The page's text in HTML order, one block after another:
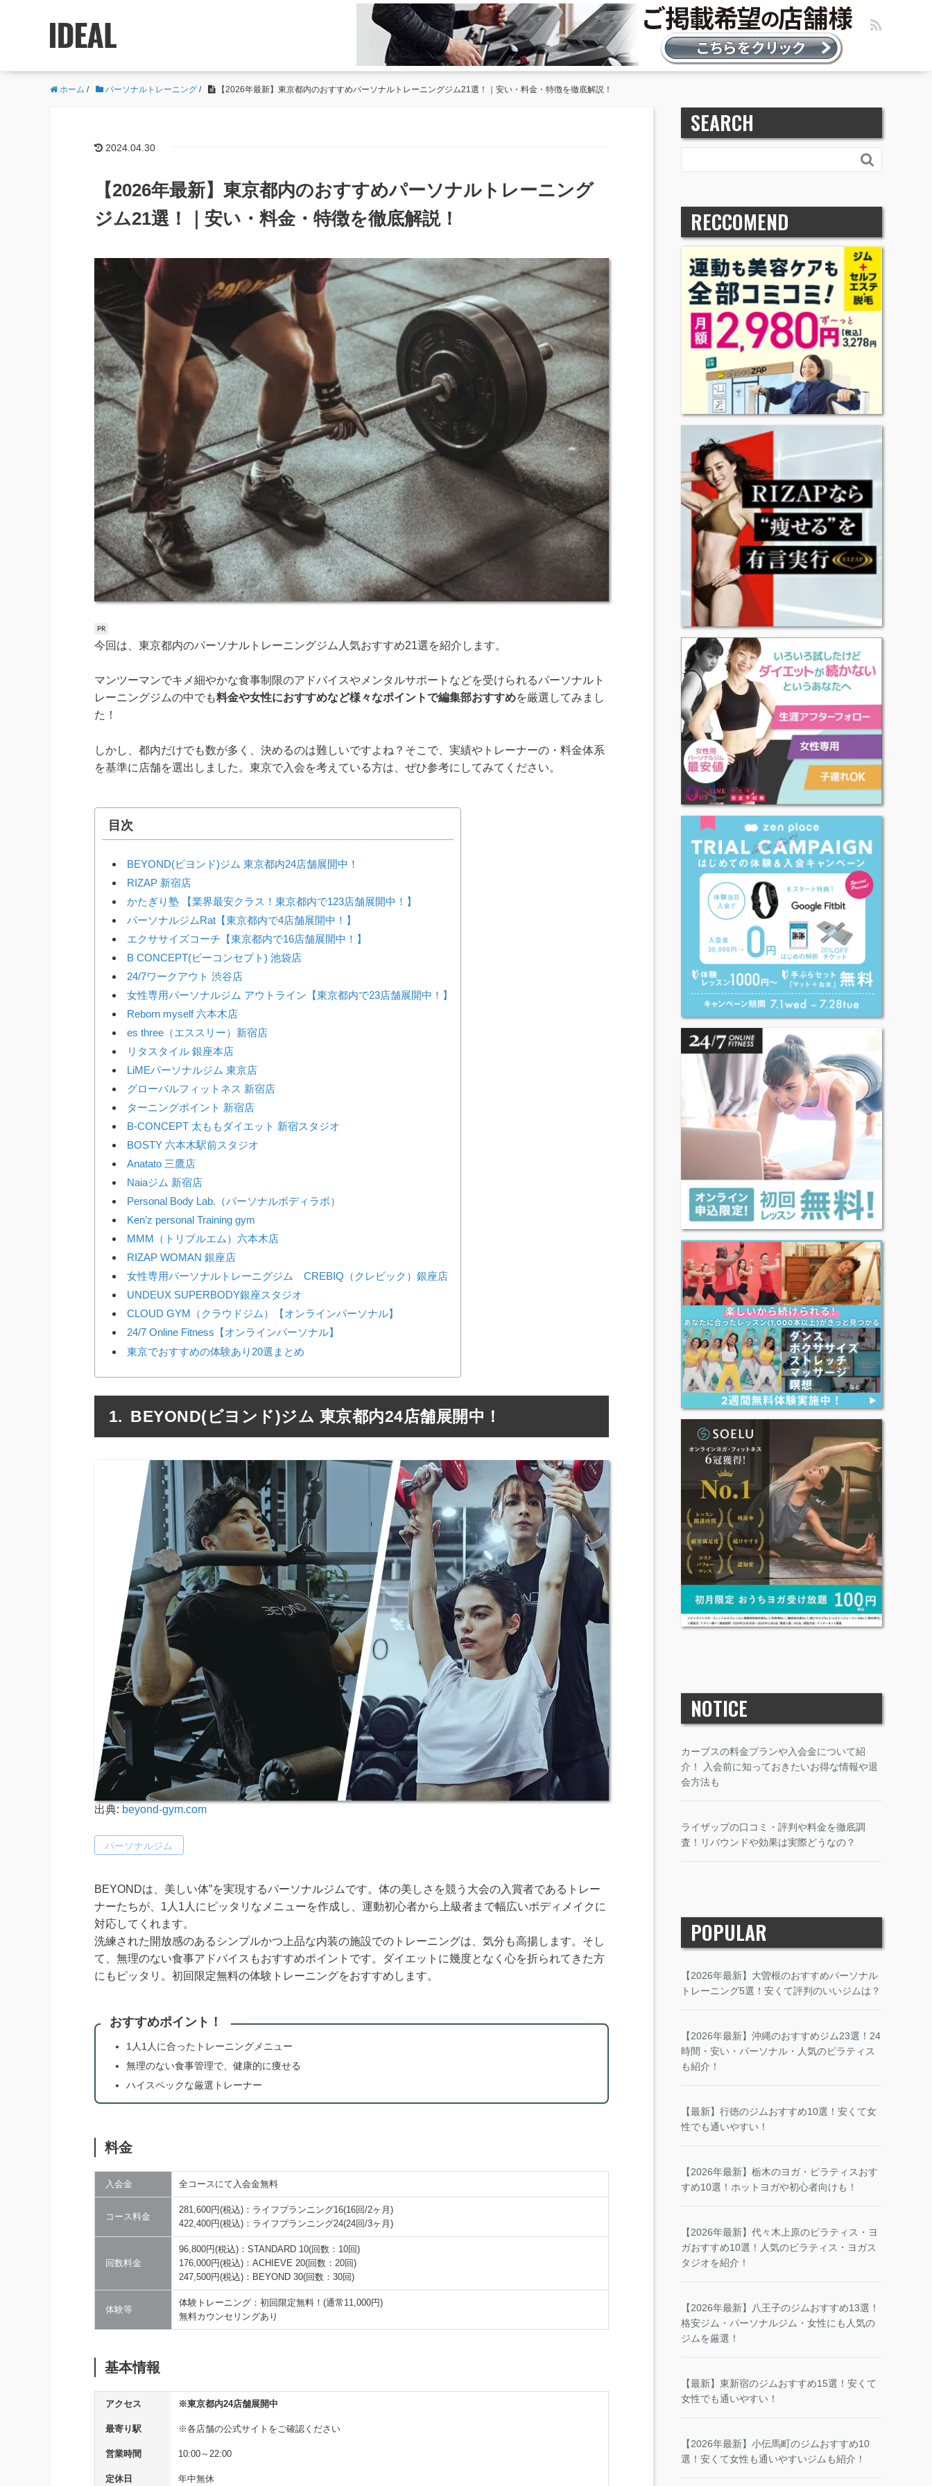
ホーム / パーソナルトレーニング / 【2026年最新】東京都内のおすすめパーソナルトレーニングジム21選！｜安い・料金・特徴を徹底解説！
2024.04.30
【2026年最新】東京都内のおすすめパーソナルトレーニング
ジム21選！｜安い・料金・特徴を徹底解説！
今回は、東京都内のパーソナルトレーニングジム人気おすすめ21選を紹介します。
マンツーマンでキメ細やかな食事制限のアドバイスやメンタルサポートなどを受けられるパーソナルト
レーニングジムの中でも料金や女性におすすめなど様々なポイントで編集部おすすめを厳選してみまし
た！
しかし、都内だけでも数が多く、決めるのは難しいですよね？そこで、実績やトレーナーの・料金体系
を基準に店舗を選出しました。東京で入会を考えている方は、ぜひ参考にしてみてください。
目次
BEYOND(ビヨンド)ジム 東京都内24店舗展開中！
RIZAP 新宿店
かたぎり塾 【業界最安クラス！東京都内で123店舗展開中！】
パーソナルジムRat【東京都内で4店舗展開中！】
エクササイズコーチ【東京都内で16店舗展開中！】
B CONCEPT(ビーコンセプト) 池袋店
24/7ワークアウト 渋谷店
女性専用パーソナルジム アウトライン【東京都内で23店舗展開中！】
Reborn myself 六本木店
es three（エススリー）新宿店
リタスタイル 銀座本店
LiMEパーソナルジム 東京店
グローバルフィットネス 新宿店
ターニングポイント 新宿店
B-CONCEPT 太ももダイエット 新宿スタジオ
BOSTY 六本木駅前スタジオ
Anatato 三鷹店
Naiaジム 新宿店
Personal Body Lab.（パーソナルボディラボ）
Ken’z personal Training gym
MMM（トリプルエム）六本木店
RIZAP WOMAN 銀座店
女性専用パーソナルトレーニグジム CREBIQ（クレビック）銀座店
UNDEUX SUPERBODY銀座スタジオ
CLOUD GYM（クラウドジム）【オンラインパーソナル】
24/7 Online Fitness【オンラインパーソナル】
東京でおすすめの体験あり20選まとめ
BEYOND(ビヨンド)ジム 東京都内24店舗展開中！
出典: beyond-gym.com
パーソナルジム
BEYONDは、美しい体”を実現するパーソナルジムです。体の美しさを競う大会の入賞者であるトレー
ナーたちが、1人1人にピッタリなメニューを作成し、運動初心者から上級者まで幅広いボディメイクに
対応してくれます。
洗練された開放感のあるシンプルかつ上品な内装の施設でのトレーニングは、気分も高揚します。そし
て、無理のない食事アドバイスもおすすめポイントです。ダイエットに幾度となく心を折られてきた方
にもピッタリ。初回限定無料の体験トレーニングをおすすめします。
おすすめポイント！
1人1人に合ったトレーニングメニュー
無理のない食事管理で、健康的に痩せる
ハイスペックな厳選トレーナー
料金
入会金 全コースにて入会金無料
コース料金
281,600円(税込)：ライフプランニング16(16回/2ヶ月)
422,400円(税込)：ライフプランニング24(24回/3ヶ月)
回数料金
96,800円(税込)：STANDARD 10(回数：10回)
176,000円(税込)：ACHIEVE 20(回数：20回)
247,500円(税込)：BEYOND 30(回数：30回)
体験等
体験トレーニング：初回限定無料！(通常11,000円)
無料カウンセリングあり
基本情報
アクセス ※東京都内24店舗展開中
最寄り駅 ※各店舗の公式サイトをご確認ください
営業時間 10:00～22:00
定休日 年中無休
SEARCH

RECCOMEND
NOTICE
カーブスの料金プランや入会金について紹
介！ 入会前に知っておきたいお得な情報や退
会方法も
ライザップの口コミ・評判や料金を徹底調
査！リバウンドや効果は実際どうなの？
POPULAR
【2026年最新】大曽根のおすすめパーソナル
トレーニング5選！安くて評判のいいジムは？
【2026年最新】沖縄のおすすめジム23選！24
時間・安い・パーソナル・人気のピラティス
も紹介！
【最新】行徳のジムおすすめ10選！安くて女
性でも通いやすい！
【2026年最新】栃木のヨガ・ピラティスおす
すめ10選！ホットヨガや初心者向けも！
【2026年最新】代々木上原のピラティス・ヨ
ガおすすめ10選！人気のピラティス・ヨガス
タジオを紹介！
【2026年最新】八王子のジムおすすめ13選！
格安ジム・パーソナルジム・女性にも人気の
ジムを厳選！
【最新】東新宿のジムおすすめ15選！安くて
女性でも通いやすい！
【2026年最新】小伝馬町のジムおすすめ10
選！安くて女性も通いやすいジムも紹介！